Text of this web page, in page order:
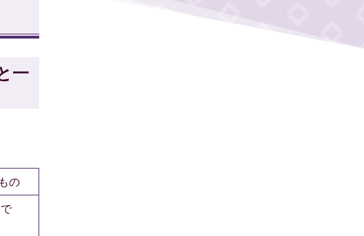
一
の